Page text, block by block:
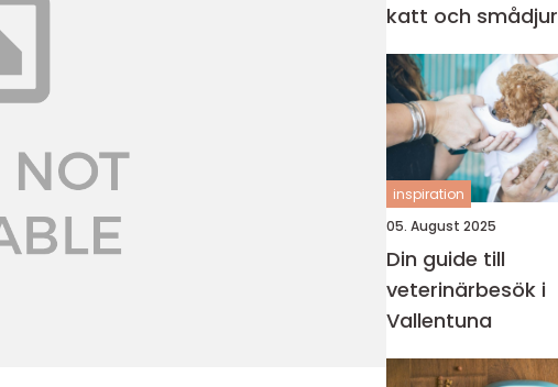
katt och smådjur
inspiration
05. August 2025
Din guide till
veterinärbesök i
Vallentuna